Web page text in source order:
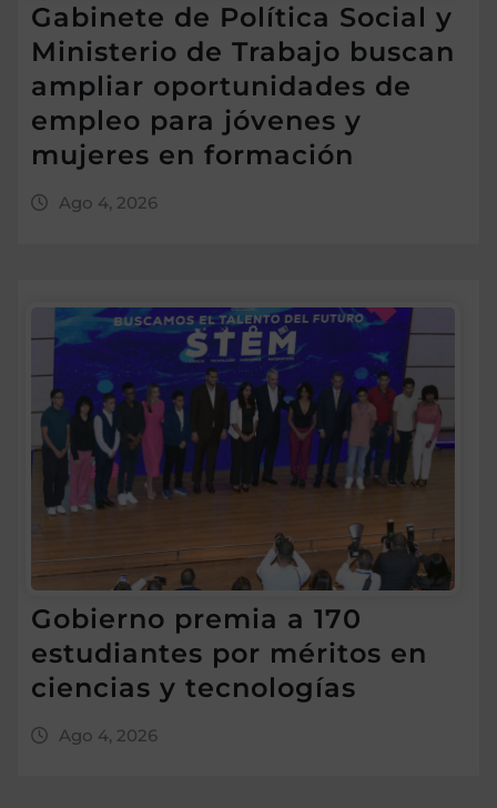
Gabinete de Política Social y
Ministerio de Trabajo buscan
ampliar oportunidades de
empleo para jóvenes y
mujeres en formación
Ago 4, 2026
Gobierno premia a 170
estudiantes por méritos en
ciencias y tecnologías
Ago 4, 2026